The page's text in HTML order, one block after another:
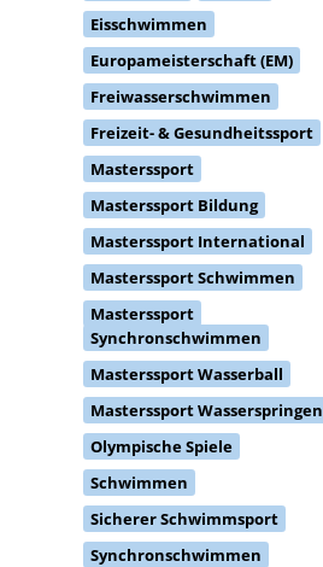
Eisschwimmen
Europameisterschaft (EM)
Freiwasserschwimmen
Freizeit- & Gesundheitssport
Masterssport
Masterssport Bildung
Masterssport International
Masterssport Schwimmen
Masterssport
Synchronschwimmen
Masterssport Wasserball
Masterssport Wasserspringen
Olympische Spiele
Schwimmen
Sicherer Schwimmsport
Synchronschwimmen